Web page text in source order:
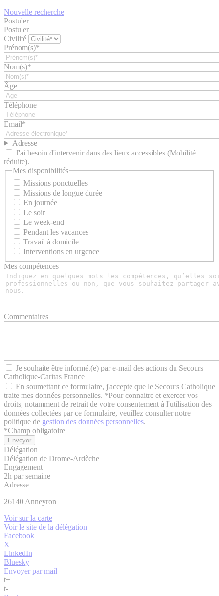
Nouvelle recherche
Postuler
Postuler
Civilité
Prénom(s)*
Nom(s)*
Âge
Téléphone
Email*
Adresse
J'ai besoin d'intervenir dans des lieux accessibles (Mobilité
réduite).
Mes disponibilités
Missions ponctuelles
Missions de longue durée
En journée
Le soir
Le week-end
Pendant les vacances
Travail à domicile
Interventions en urgence
Mes compétences
Commentaires
Je souhaite être informé.(e) par e-mail des actions du Secours
Catholique-Caritas France
En soumettant ce formulaire, j'accepte que le Secours Catholique
traite mes données personnelles. *Pour connaitre et exercer vos
droits, notamment de retrait de votre consentement à l'utilisation des
données collectées par ce formulaire, veuillez consulter notre
politique de gestion des données personnelles.
*Champ obligatoire
Délégation
Délégation de Drome-Ardèche
Engagement
2h par semaine
Adresse
26140 Anneyron
Voir sur la carte
Voir le site de la délégation
Facebook
X
LinkedIn
Bluesky
Envoyer par mail
t+
t-